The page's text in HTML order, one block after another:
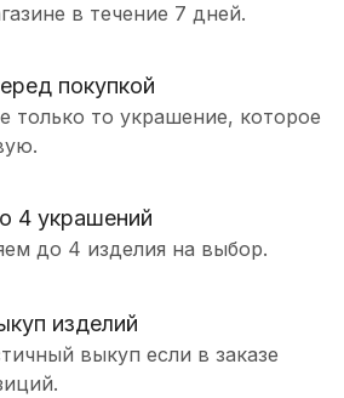
в течение 7 дней.
покупкой
только то украшение, которое
4 украшений
до 4 изделия на выбор.
изделий
выкуп если в заказе